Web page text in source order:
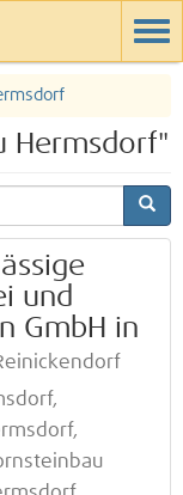
Hermsdorf"
und
GmbH in